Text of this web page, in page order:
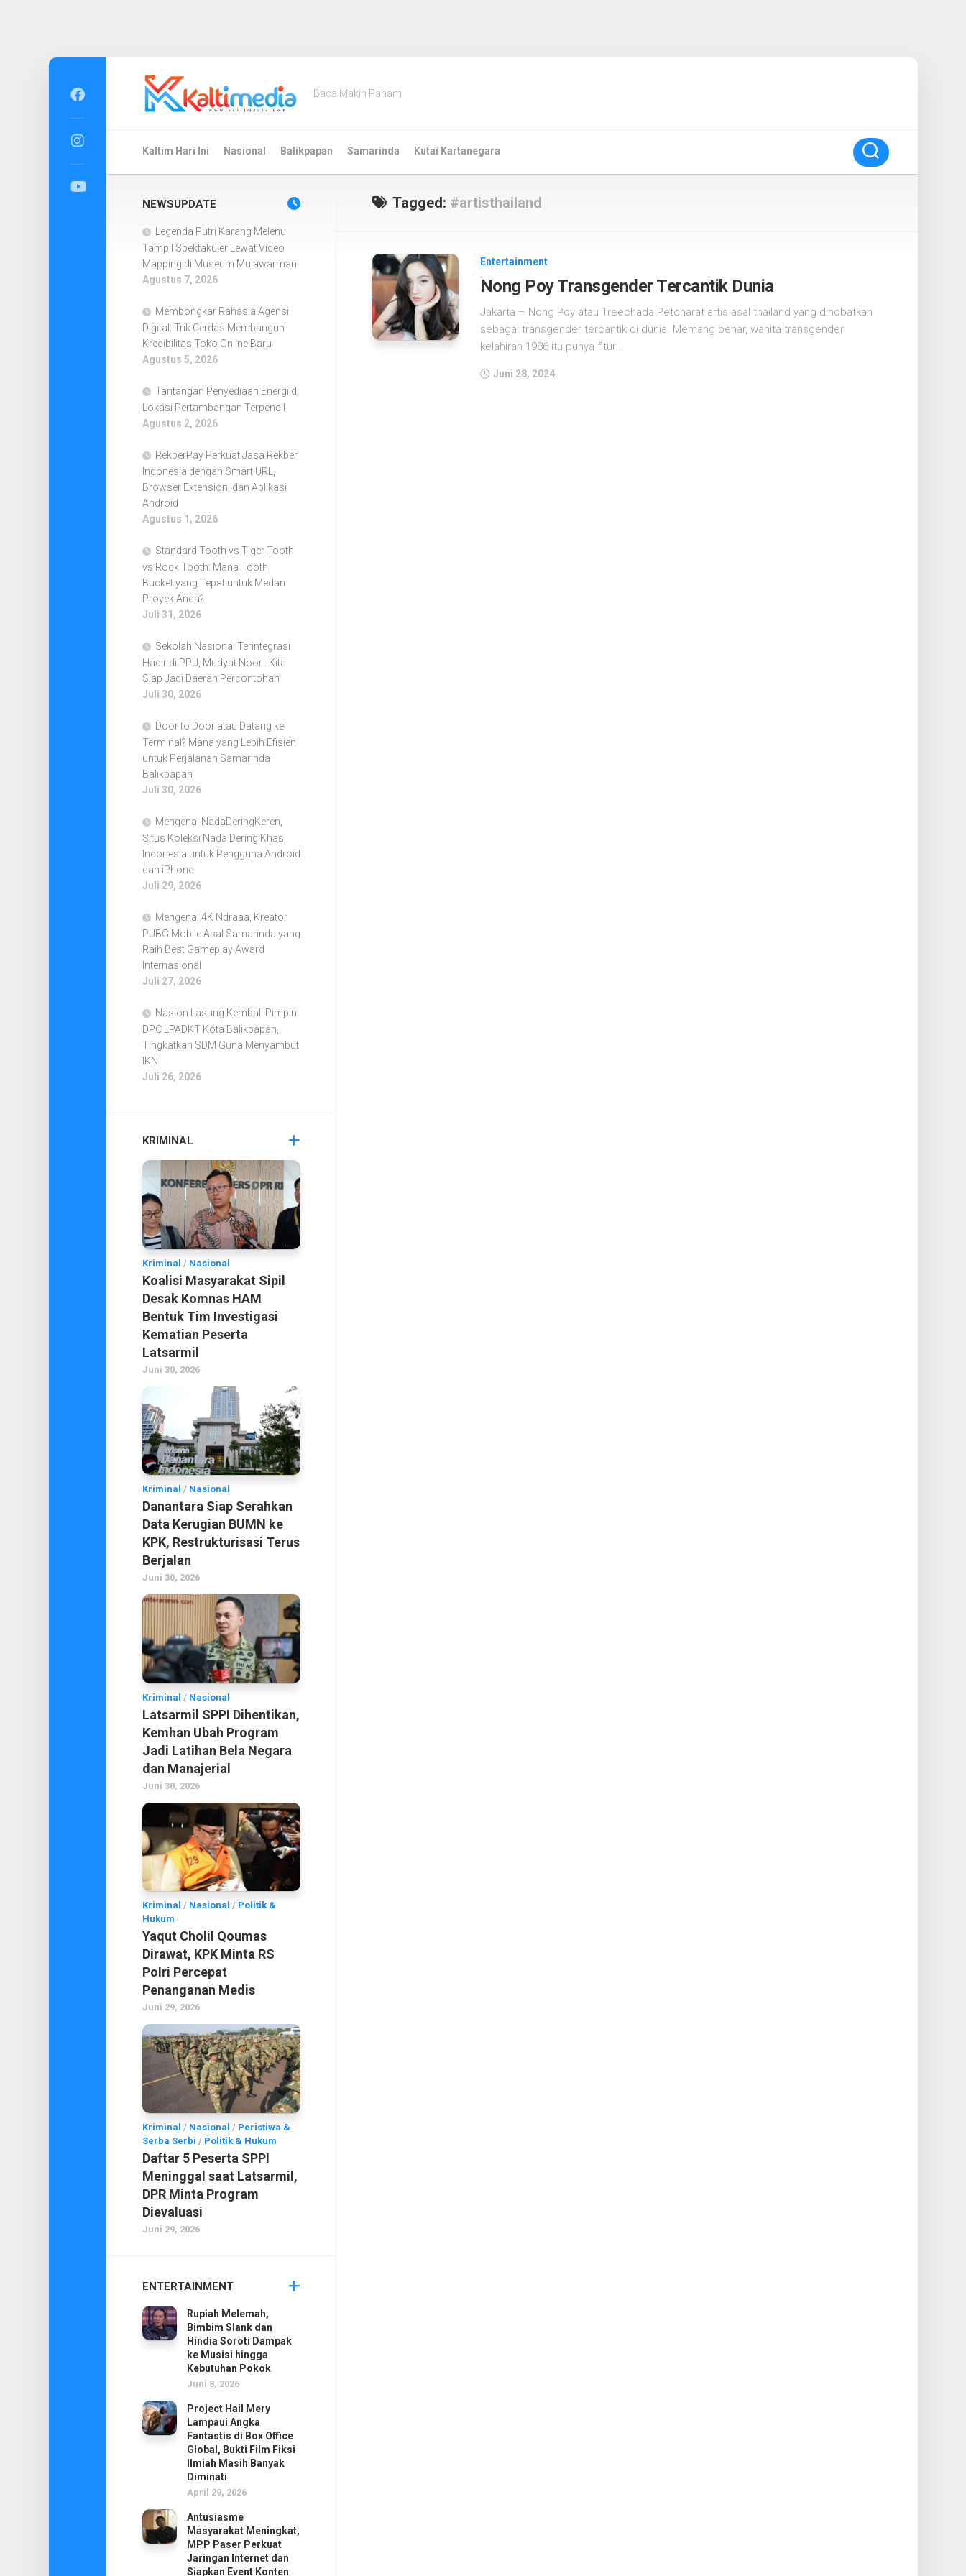
Baca Makin Paham
Kaltim Hari Ini Nasional Balikpapan Samarinda Kutai Kartanegara
Tagged: #artisthailand
Entertainment
Nong Poy Transgender Tercantik Dunia
Jakarta – Nong Poy atau Treechada Petcharat artis asal thailand yang dinobatkan
sebagai transgender tercantik di dunia. Memang benar, wanita transgender
kelahiran 1986 itu punya fitur...
Juni 28, 2024
NEWSUPDATE
Legenda Putri Karang Melenu
Tampil Spektakuler Lewat Video
Mapping di Museum Mulawarman
Agustus 7, 2026
Membongkar Rahasia Agensi
Digital: Trik Cerdas Membangun
Kredibilitas Toko Online Baru
Agustus 5, 2026
Tantangan Penyediaan Energi di
Lokasi Pertambangan Terpencil
Agustus 2, 2026
RekberPay Perkuat Jasa Rekber
Indonesia dengan Smart URL,
Browser Extension, dan Aplikasi
Android
Agustus 1, 2026
Standard Tooth vs Tiger Tooth
vs Rock Tooth: Mana Tooth
Bucket yang Tepat untuk Medan
Proyek Anda?
Juli 31, 2026
Sekolah Nasional Terintegrasi
Hadir di PPU, Mudyat Noor : Kita
Siap Jadi Daerah Percontohan
Juli 30, 2026
Door to Door atau Datang ke
Terminal? Mana yang Lebih Efisien
untuk Perjalanan Samarinda–
Balikpapan
Juli 30, 2026
Mengenal NadaDeringKeren,
Situs Koleksi Nada Dering Khas
Indonesia untuk Pengguna Android
dan iPhone
Juli 29, 2026
Mengenal 4K Ndraaa, Kreator
PUBG Mobile Asal Samarinda yang
Raih Best Gameplay Award
Internasional
Juli 27, 2026
Nasion Lasung Kembali Pimpin
DPC LPADKT Kota Balikpapan,
Tingkatkan SDM Guna Menyambut
IKN
Juli 26, 2026
KRIMINAL
Kriminal / Nasional
Koalisi Masyarakat Sipil
Desak Komnas HAM
Bentuk Tim Investigasi
Kematian Peserta
Latsarmil
Juni 30, 2026
Kriminal / Nasional
Danantara Siap Serahkan
Data Kerugian BUMN ke
KPK, Restrukturisasi Terus
Berjalan
Juni 30, 2026
Kriminal / Nasional
Latsarmil SPPI Dihentikan,
Kemhan Ubah Program
Jadi Latihan Bela Negara
dan Manajerial
Juni 30, 2026
Kriminal / Nasional / Politik &
Hukum
Yaqut Cholil Qoumas
Dirawat, KPK Minta RS
Polri Percepat
Penanganan Medis
Juni 29, 2026
Kriminal / Nasional / Peristiwa &
Serba Serbi / Politik & Hukum
Daftar 5 Peserta SPPI
Meninggal saat Latsarmil,
DPR Minta Program
Dievaluasi
Juni 29, 2026
ENTERTAINMENT
Rupiah Melemah,
Bimbim Slank dan
Hindia Soroti Dampak
ke Musisi hingga
Kebutuhan Pokok
Juni 8, 2026
Project Hail Mery
Lampaui Angka
Fantastis di Box Office
Global, Bukti Film Fiksi
Ilmiah Masih Banyak
Diminati
April 29, 2026
Antusiasme
Masyarakat Meningkat,
MPP Paser Perkuat
Jaringan Internet dan
Siapkan Event Konten